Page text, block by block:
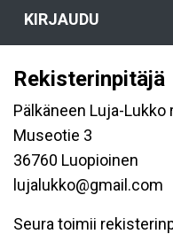
KIRJAUDU
Rekisterinpitäjä
Pälkäneen Luja-Lukko
Museotie 3
36760 Luopioinen
lujalukko@gmail.com
Seura toimii